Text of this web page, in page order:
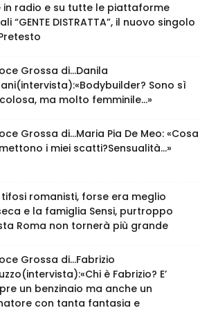
in radio e su tutte le piattaforme
“GENTE DISTRATTA”, il nuovo singolo
Grossa di…Danila
Sono sì
ma molto femminile…»
Grossa di…Maria Pia De Meo: «Cosa
i miei scatti?Sensualità…»
tifosi romanisti, forse era meglio
e la famiglia Sensi, purtroppo
Roma non tornerà più grande
Grossa di…Fabrizio
è Fabrizio? E’
un benzinaio ma anche un
con tanta fantasia e